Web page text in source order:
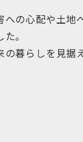
への心配や土地
た。
の暮らしを見据